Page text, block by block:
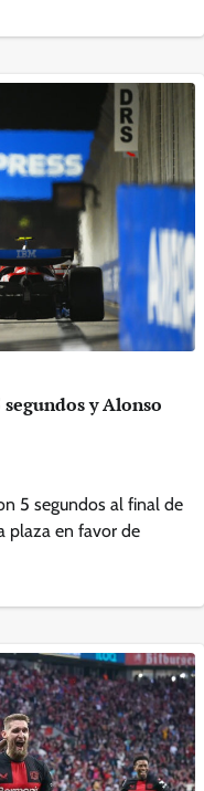
y Alonso
5 segundos al final de
plaza en favor de